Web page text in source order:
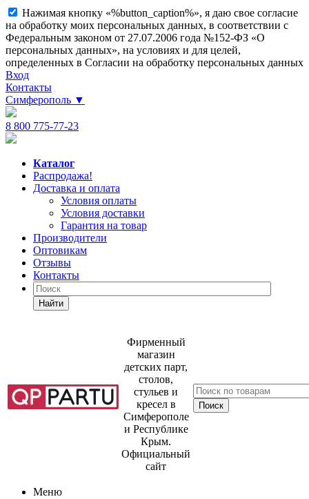
Нажимая кнопку «%button_caption%», я даю свое согласие
на обработку моих персональных данных, в соответствии с
Федеральным законом от 27.07.2006 года №152-ФЗ «О
персональных данных», на условиях и для целей,
определенных в Согласии на обработку персональных данных
Вход
Контакты
Симферополь ▼
8 800 775-77-23
Каталог
Распродажа!
Доставка и оплата
Условия оплаты
Условия доставки
Гарантия на товар
Производители
Оптовикам
Отзывы
Контакты
Найти
Фирменный
магазин
детских парт,
столов,
стульев и
кресел в
Симферополе
и Республике
Крым.
Официальный
сайт
Меню